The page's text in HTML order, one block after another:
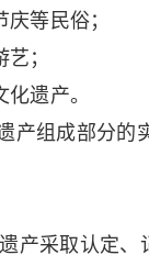
等民俗；
；
遗产。
组成部分的实
产采取认定、